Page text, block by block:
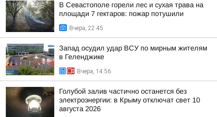
В Севастополе горели лес и сухая трава на
площади 7 гектаров: пожар потушили
Вчера, 22:45
Запад осудил удар ВСУ по мирным жителям
в Геленджике
Вчера, 14:56
Голубой залив частично останется без
электроэнергии: в Крыму отключат свет 10
августа 2026